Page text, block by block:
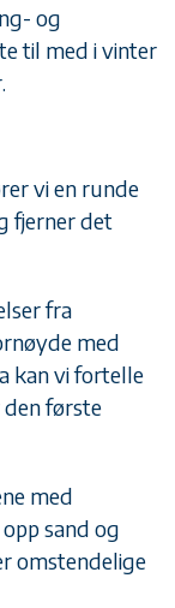
og
til med i vinter
vi en runde
fjerner det
fra
med
kan vi fortelle
den første
med
sand og
omstendelige